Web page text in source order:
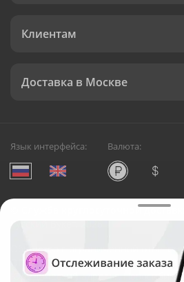
Клиентам
Доставка в Москве
Язык интерфейса: Валюта:
Служба круглосуточной
Русский Букет, 2026
Общество с ограниченной
ОГРН: 1195476081745, ИНН:
Юридический адрес: г.